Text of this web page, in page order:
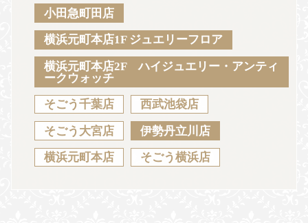
News Blog
Sustainability Voice Catalog
JA EN CH KO
小田急町田店
横浜元町本店1F ジュエリーフロア
横浜元町本店2F ハイジュエリー・アンティ
ークウォッチ
そごう千葉店 西武池袋店
そごう大宮店 伊勢丹立川店
横浜元町本店 そごう横浜店